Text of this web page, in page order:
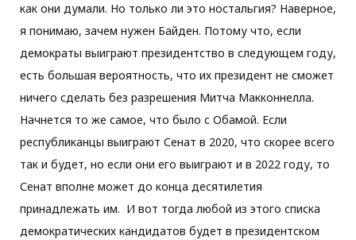
как они думали. Но только ли это ностальгия? Наверное,
я понимаю, зачем нужен Байден. Потому что, если
демократы выиграют президентство в следующем году,
есть большая вероятность, что их президент не сможет
ничего сделать без разрешения Митча Макконнелла.
Начнется то же самое, что было с Обамой. Если
республиканцы выиграют Сенат в 2020, что скорее всего
так и будет, но если они его выиграют и в 2022 году, то
Сенат вполне может до конца десятилетия
принадлежать им. И вот тогда любой из этого списка
демократических кандидатов будет в президентском